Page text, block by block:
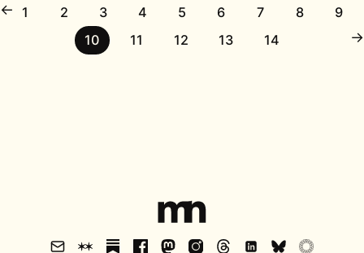
← 1 2 3 4 5 6 7 8
9
10
11 12 13 14 →